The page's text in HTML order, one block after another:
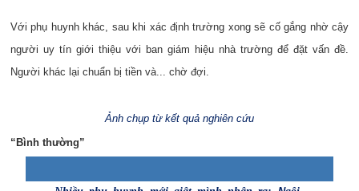
Với phụ huynh khác, sau khi xác định trường xong sẽ cố gắng nhờ cậy
người uy tín giới thiệu với ban giám hiệu nhà trường để đặt vấn đề.
Người khác lại chuẩn bị tiền và... chờ đợi.
Ảnh chụp từ kết quả nghiên cứu
“Bình thường”